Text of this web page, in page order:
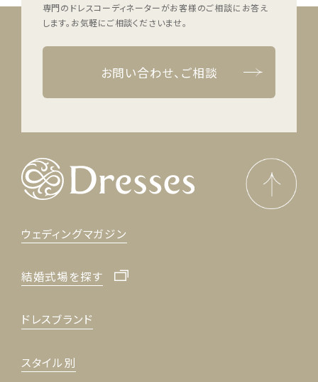
専門のドレスコーディネーターがお客様のご相談にお答え
します。 お気軽にご相談くださいませ。
お問い合わせ、ご相談
ウェディングマガジン
結婚式場を探す
ドレスブランド
スタイル別